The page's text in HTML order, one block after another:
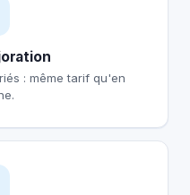
: même tarif qu'en